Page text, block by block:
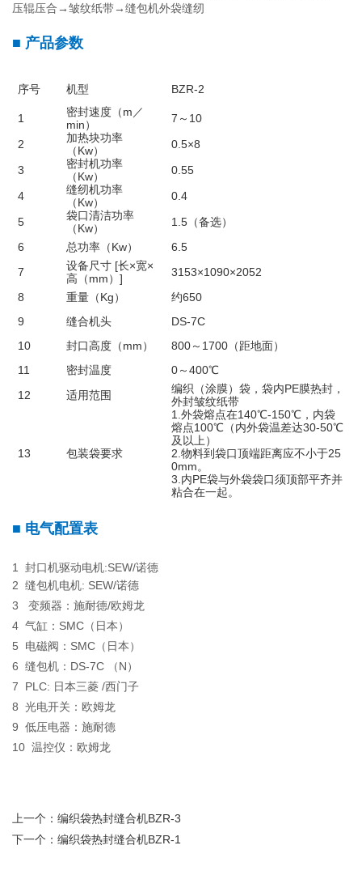
压辊压合→皱纹纸带→缝包机外袋缝纫
■ 产品参数
序号 机型 BZR-2
1
密封速度（m／
min）
7～10
2
加热块功率
（Kw）
0.5×8
3
密封机功率
（Kw）
0.55
4
缝纫机功率
（Kw）
0.4
5
袋口清洁功率
（Kw）
1.5（备选）
6
总功率（Kw）
6.5
7
设备尺寸 [长×宽×
高（mm）]
3153×1090×2052
8
重量（Kg）
约650
9
缝合机头
DS-7C
10
封口高度（mm）
800～1700（距地面）
11
密封温度
0～400℃
12
适用范围
编织（涂膜）袋，袋内PE膜热封，
外封皱纹纸带
13 包装袋要求
1.外袋熔点在140℃-150℃，内袋
熔点100℃（内外袋温差达30-50℃
及以上）
2.物料到袋口顶端距离应不小于25
0mm。
3.内PE袋与外袋袋口须顶部平齐并
粘合在一起。
■ 电气配置表
1 封口机驱动电机:SEW/诺德
2 缝包机电机: SEW/诺德
3 变频器：施耐德/欧姆龙
4 气缸：SMC（日本）
5 电磁阀：SMC（日本）
6 缝包机：DS-7C （N）
7 PLC: 日本三菱 /西门子
8 光电开关：欧姆龙
9 低压电器：施耐德
10 温控仪：欧姆龙
上一个： 编织袋热封缝合机BZR-3
下一个： 编织袋热封缝合机BZR-1